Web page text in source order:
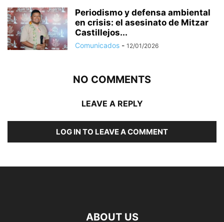
Periodismo y defensa ambiental
en crisis: el asesinato de Mitzar
Castillejos...
Comunicados - 12/01/2026
NO COMMENTS
LEAVE A REPLY
LOG IN TO LEAVE A COMMENT
ABOUT US